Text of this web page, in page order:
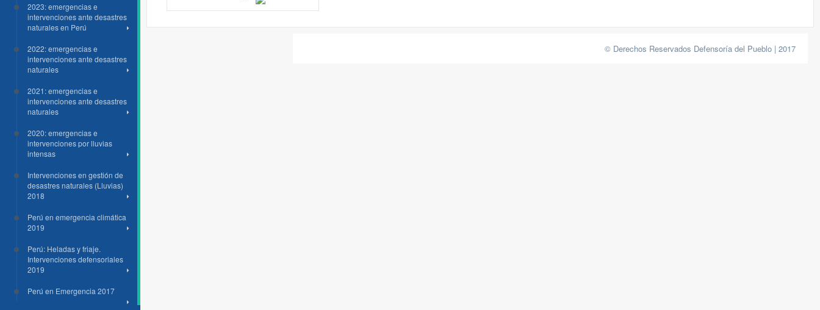
2023: emergencias e
intervenciones ante desastres
naturales en Perú
2022: emergencias e
intervenciones ante desastres
naturales
2021: emergencias e
intervenciones ante desastres
naturales
2020: emergencias e
intervenciones por lluvias
intensas
Intervenciones en gestión de
desastres naturales (Lluvias)
2018
Perú en emergencia climática
2019
Perú: Heladas y friaje.
Intervenciones defensoriales
2019
Perú en Emergencia 2017
© Derechos Reservados Defensoría del Pueblo | 2017